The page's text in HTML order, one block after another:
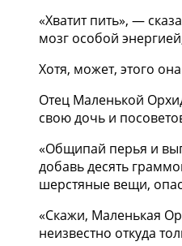
«Хватит пить», —
мозг особой
Хотя, может, этого
Отец Маленькой
свою дочь и
«Общипай перья и
добавь десять
шерстяные вещи,
«Скажи, Маленькая
неизвестно откуда